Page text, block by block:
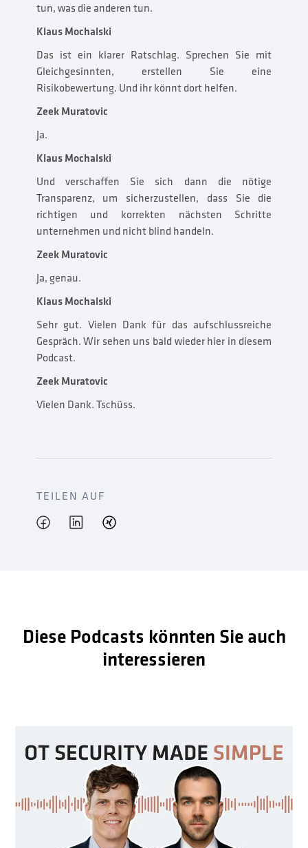
tun, was die anderen tun.
Klaus Mochalski
Das ist ein klarer Ratschlag. Sprechen Sie mit
Gleichgesinnten, erstellen Sie eine
Risikobewertung. Und ihr könnt dort helfen.
Zeek Muratovic
Ja.
Klaus Mochalski
Und verschaffen Sie sich dann die nötige
Transparenz, um sicherzustellen, dass Sie die
richtigen und korrekten nächsten Schritte
unternehmen und nicht blind handeln.
Zeek Muratovic
Ja, genau.
Klaus Mochalski
Sehr gut. Vielen Dank für das aufschlussreiche
Gespräch. Wir sehen uns bald wieder hier in diesem
Podcast.
Zeek Muratovic
Vielen Dank. Tschüss.
TEILEN AUF
Diese Podcasts könnten Sie auch
interessieren